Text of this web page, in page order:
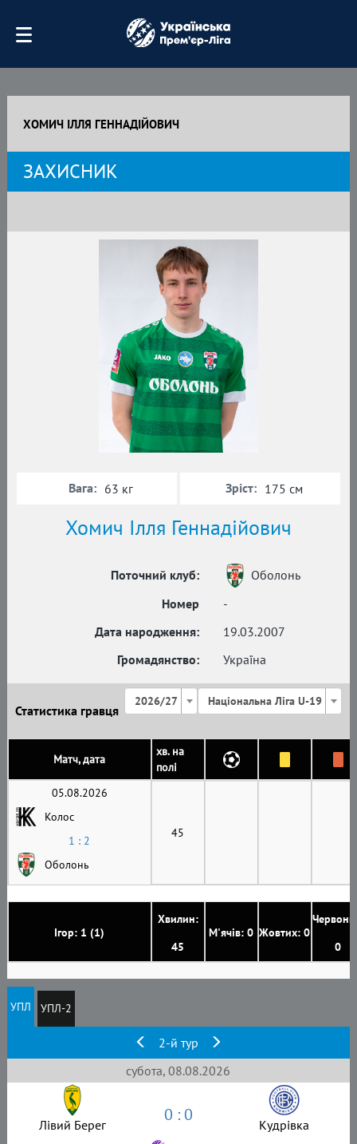
ХОМИЧ ІЛЛЯ ГЕННАДІЙОВИЧ
ЗАХИСНИК
Хомич Ілля Геннадійович
Поточний клуб:
Оболонь
Номер
-
Дата народження:
19.03.2007
Громадянство:
Україна
Вага: 63 кг Зріст: 175 см
Статистика гравця
2026/27 Національна Ліга U-19
Матч, дата
хв. на
полі
Ігор: 1 (1)
Хвилин:
45
М'ячів: 0 Жовтих: 0
0
05.08.2026
Колос
1 : 2
Оболонь
45
УПЛ УПЛ-2
2-й тур
субота, 08.08.2026
Лівий Берег 0 : 0 Кудрівка